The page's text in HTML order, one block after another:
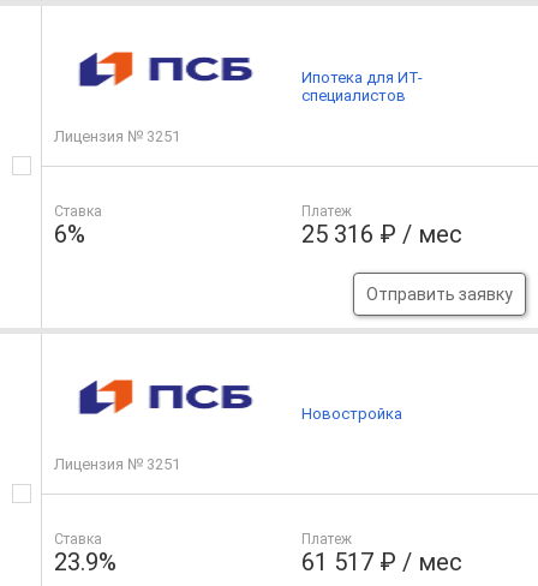
Лицензия № 3251
Ставка
6%
Платеж
25 316 ₽ / мес
Отправить заявку
Ипотека для ИТ-
специалистов
Лицензия № 3251
Ставка
23.9%
Платеж
61 517 ₽ / мес
Новостройка